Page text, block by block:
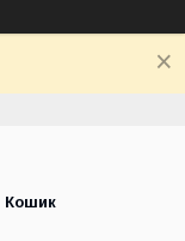
Кошик